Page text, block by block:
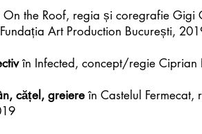
the Roof, regia și coregrafie Gigi
Art Production București,
în Infected, concept/regie Ciprian
cățel, greiereîn Castelul